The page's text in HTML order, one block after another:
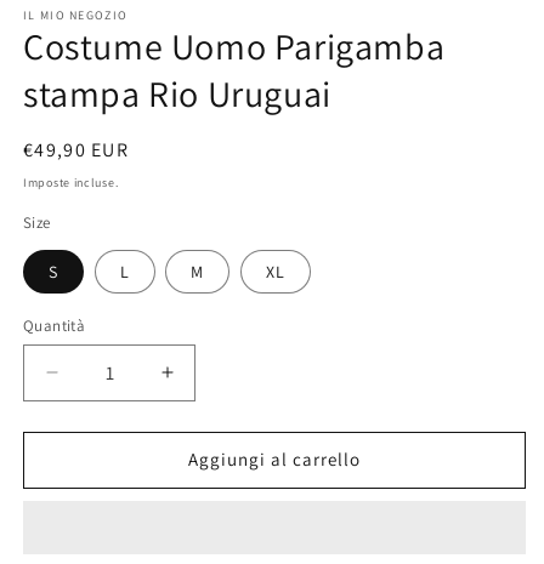
finestra
modale
IL MIO NEGOZIO
Costume Uomo Parigamba
stampa Rio Uruguai
Prezzo
di
€49,90 EUR
Imposte incluse.
Size
S L M XL
Quantità
Diminuisci
quantità
per
Uomo
Aumenta
quantità
per
Costume
Uomo
Aggiungi al carrello